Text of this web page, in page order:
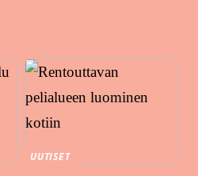
UUTISET